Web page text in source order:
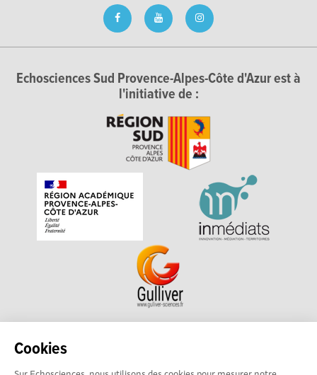
Cookies
Echosciences Sud Provence-Alpes-Côte d'Azur est à
l'initiative de :
Echosciences Sud Provence-Alpes-Côte d'Azur est à